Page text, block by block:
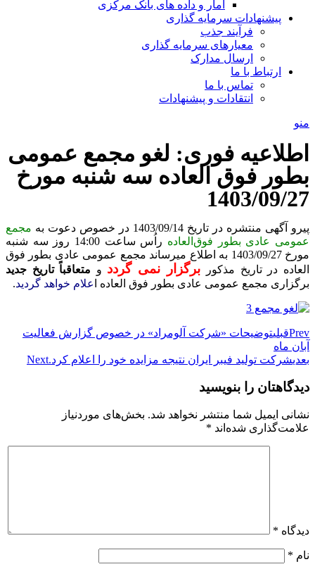
آمار و داده های بانک مرکزی
پیشنهادات سرمایه گذاری
فرآیند جذب
معیارهای سرمایه گذاری
ارسال مدارک
ارتباط با ما
تماس با ما
انتقادات و پیشنهادات
منو
اطلاعیه فوری: لغو مجمع عمومی
بطور فوق العاده سه شنبه مورخ
1403/09/27
پیرو آگهی منتشره در تاریخ 1403/09/14 در خصوص دعوت به
مجمع
عمومی عادی بطور فوق‌العاده
راُس ساعت 14:00 روز سه شنبه
مورخ 1403/09/27 به اطلاع میرساند مجمع عمومی عادی بطور فوق
العاده در تاریخ مذکور
برگزار نمی گردد و متعاقباً تاریخ جدید
برگزاری مجمع عمومی عادی بطور فوق العاده ا
علام خواهد گردید.
Prevقبلیتوضیحات «شرکت آلومراد» در خصوص گزارش فعالیت
آبان ماه
بعدیشرکت تولید فیبر ایران نتیجه مزایده خود را اعلام کرد.Next
دیدگاهتان را بنویسید
نشانی ایمیل شما منتشر نخواهد شد. بخش‌های موردنیاز
علامت‌گذاری شده‌اند *
دیدگاه *
نام *